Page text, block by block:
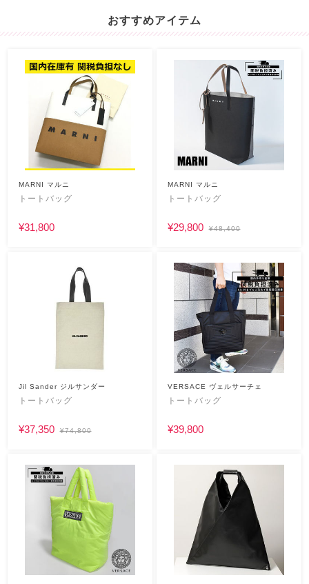
おすすめアイテム
MARNI マルニ
トートバッグ
¥31,800
MARNI マルニ
トートバッグ
¥29,800 ¥48,400
Jil Sander ジルサンダー
トートバッグ
¥37,350 ¥74,800
VERSACE ヴェルサーチェ
トートバッグ
¥39,800